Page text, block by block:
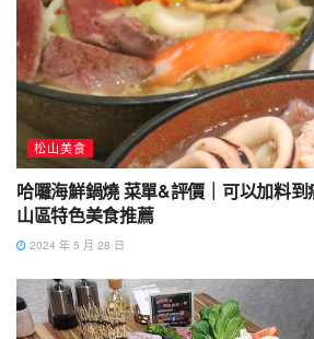
松山美食
哈囉海鮮鍋燒 菜單&評價｜可以加料
山區特色美食推薦
2024 年 5 月 28 日